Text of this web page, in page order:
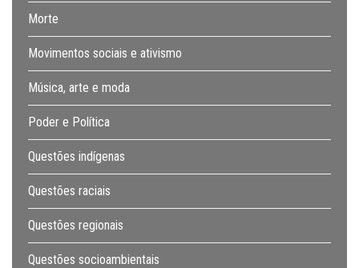
Morte
Movimentos sociais e ativismo
Música, arte e moda
Poder e Política
Questões indígenas
Questões raciais
Questões regionais
Questões socioambientais